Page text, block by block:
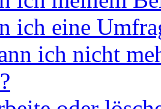
ich eine
ich nicht